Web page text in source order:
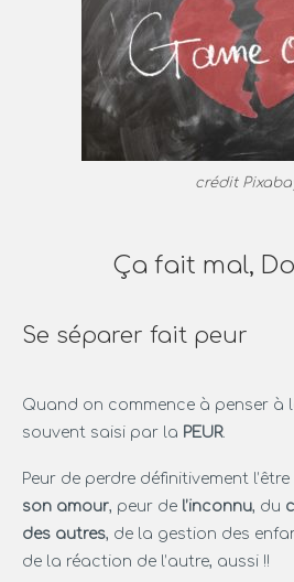
crédit
Ça fait mal,
Se séparer fait peur
Quand on commence à penser à
souvent saisi par la PEUR.
Peur de perdre définitivement
son amour, peur de l’inconnu, du
des autres, de la gestion des
de la réaction de l’autre, aussi !!